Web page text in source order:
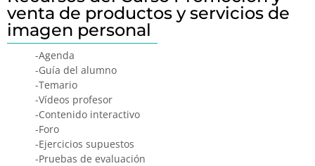
venta de productos y servicios de
imagen personal
-Agenda
-Guía del alumno
-Temario
-Vídeos profesor
-Contenido interactivo
-Foro
-Ejercicios supuestos
-Pruebas de evaluación